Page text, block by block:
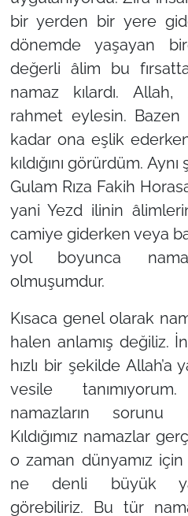
bir yerden bir yere
dönemde yaşayan
değerli âlim bu
namaz kılardı. Allah,
rahmet eylesin.
kadar ona eşlik
kıldığını görürdüm.
Gulam Rıza Fakih
yani Yezd ilinin
camiye giderken veya
yol boyunca
olmuşumdur.
Kısaca genel olarak
halen anlamış değiliz.
hızlı bir şekilde Allah’a
vesile
namazların sorunu
Kıldığımız namazlar
o zaman dünyamız
ne denli büyük
görebiliriz. Bu tür